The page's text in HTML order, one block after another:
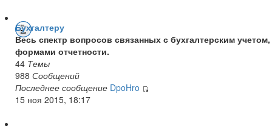
Бухгалтеру
Весь спектр вопросов связанных с бухгалтерским учетом,
формами отчетности.
44 Темы
988 Сообщений
Последнее сообщение DpoHro
15 ноя 2015, 18:17